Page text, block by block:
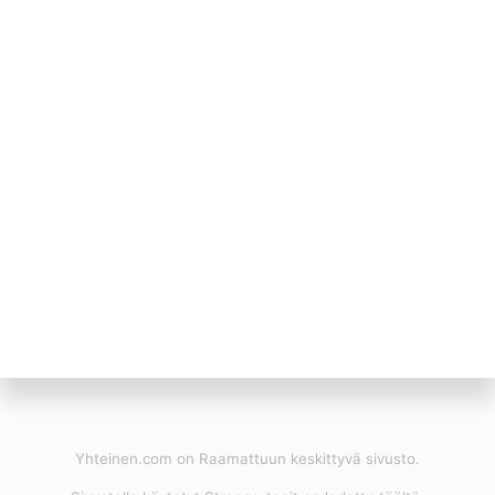
Yhteinen.com on Raamattuun keskittyvä sivusto.